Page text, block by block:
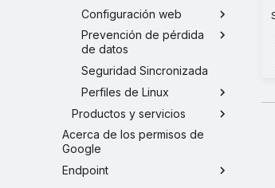
Configuración web
Prevención de pérdida
de datos
Seguridad Sincronizada
Perfiles de Linux
Productos y servicios
Acerca de los permisos de
Google
Endpoint